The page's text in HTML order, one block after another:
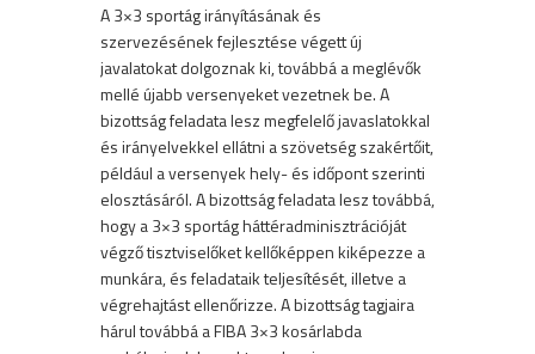
A 3×3 sportág irányításának és
szervezésének fejlesztése végett új
javalatokat dolgoznak ki, továbbá a meglévők
mellé újabb versenyeket vezetnek be. A
bizottság feladata lesz megfelelő javaslatokkal
és irányelvekkel ellátni a szövetség szakértőit,
például a versenyek hely- és időpont szerinti
elosztásáról. A bizottság feladata lesz továbbá,
hogy a 3×3 sportág háttéradminisztrációját
végző tisztviselőket kellőképpen kiképezze a
munkára, és feladataik teljesítését, illetve a
végrehajtást ellenőrizze. A bizottság tagjaira
hárul továbbá a FIBA 3×3 kosárlabda